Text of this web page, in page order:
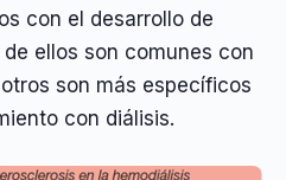
con el desarrollo de
ellos son comunes con
son más específicos
con diálisis.